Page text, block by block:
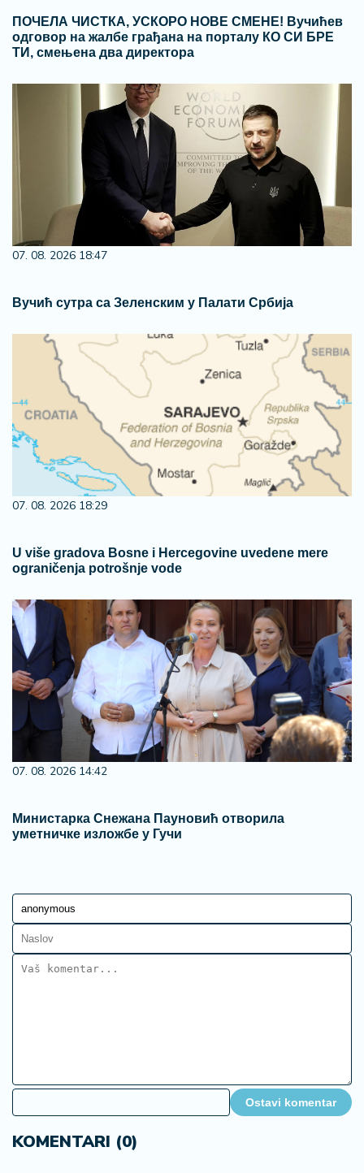
ПОЧЕЛА ЧИСТКА, УСКОРО НОВЕ СМЕНЕ! Вучићев
одговор на жалбе грађана на порталу КО СИ БРЕ
ТИ, смењена два директора
07. 08. 2026 18:47
Вучић сутра са Зеленским у Палати Србија
07. 08. 2026 18:29
U više gradova Bosne i Hercegovine uvedene mere
ograničenja potrošnje vode
07. 08. 2026 14:42
Министарка Снежана Пауновић отворила
уметничке изложбе у Гучи
Ostavi komentar
KOMENTARI (0)